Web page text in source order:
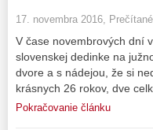
17. novembra 2016,
V čase novembrových dní
slovenskej dedinke na
dvore a s nádejou, že si
krásnych 26 rokov, dve
Pokračovanie článku